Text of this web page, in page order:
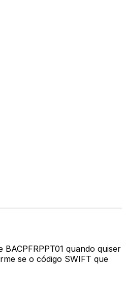
quando quiser
se o código SWIFT que